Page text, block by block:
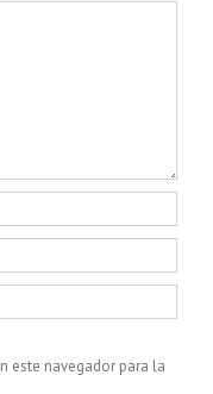
este navegador para la